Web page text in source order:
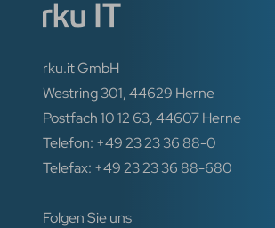
rku.it GmbH
Westring 301, 44629 Herne
Postfach 10 12 63, 44607 Herne
Telefon: +49 23 23 36 88-0
Telefax: +49 23 23 36 88-680
Folgen Sie uns